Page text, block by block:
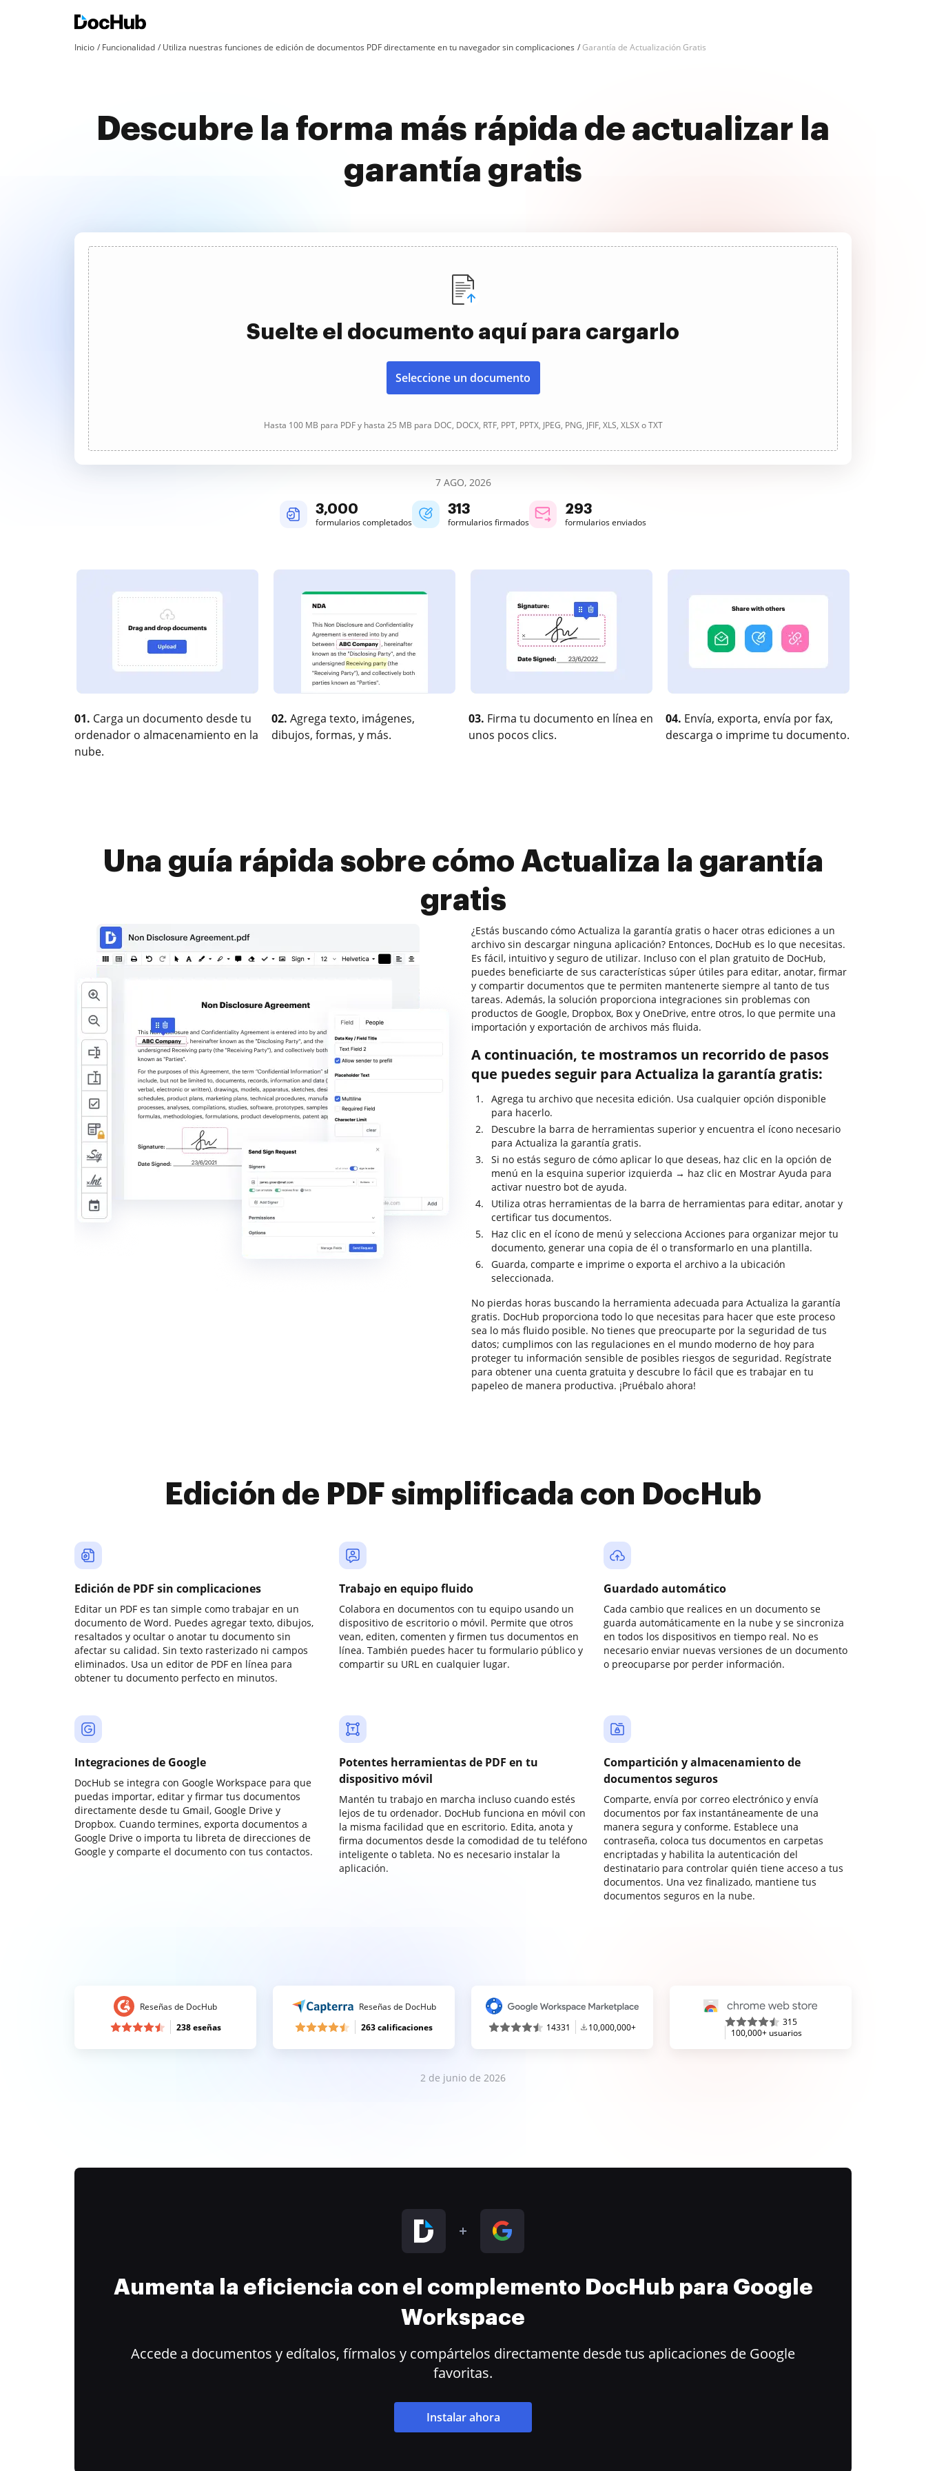
Inicio Funcionalidad Utiliza nuestras funciones de edición de documentos PDF directamente en tu navegador sin complicaciones Garantía de Actualización Gratis
Descubre la forma más rápida de actualizar la
garantía gratis
Suelte el documento aquí para cargarlo
Seleccione un documento
Hasta 100 MB para PDF y hasta 25 MB para DOC, DOCX, RTF, PPT, PPTX, JPEG, PNG, JFIF, XLS, XLSX o TXT
7 AGO, 2026
3,000
formularios completados
313
formularios firmados
293
formularios enviados
01. Carga un documento desde tu
ordenador o almacenamiento en la
nube.
02. Agrega texto, imágenes,
dibujos, formas, y más.
03. Firma tu documento en línea en
unos pocos clics.
04. Envía, exporta, envía por fax,
descarga o imprime tu documento.
Una guía rápida sobre cómo Actualiza la garantía
gratis
¿Estás buscando cómo Actualiza la garantía gratis o hacer otras ediciones a un
archivo sin descargar ninguna aplicación? Entonces, DocHub es lo que necesitas.
Es fácil, intuitivo y seguro de utilizar. Incluso con el plan gratuito de DocHub,
puedes beneficiarte de sus características súper útiles para editar, anotar, firmar
y compartir documentos que te permiten mantenerte siempre al tanto de tus
tareas. Además, la solución proporciona integraciones sin problemas con
productos de Google, Dropbox, Box y OneDrive, entre otros, lo que permite una
importación y exportación de archivos más fluida.
A continuación, te mostramos un recorrido de pasos
que puedes seguir para Actualiza la garantía gratis:
Agrega tu archivo que necesita edición. Usa cualquier opción disponible
para hacerlo.
Descubre la barra de herramientas superior y encuentra el ícono necesario
para Actualiza la garantía gratis.
Si no estás seguro de cómo aplicar lo que deseas, haz clic en la opción de
menú en la esquina superior izquierda → haz clic en Mostrar Ayuda para
activar nuestro bot de ayuda.
Utiliza otras herramientas de la barra de herramientas para editar, anotar y
certificar tus documentos.
Haz clic en el ícono de menú y selecciona Acciones para organizar mejor tu
documento, generar una copia de él o transformarlo en una plantilla.
Guarda, comparte e imprime o exporta el archivo a la ubicación
seleccionada.
No pierdas horas buscando la herramienta adecuada para Actualiza la garantía
gratis. DocHub proporciona todo lo que necesitas para hacer que este proceso
sea lo más fluido posible. No tienes que preocuparte por la seguridad de tus
datos; cumplimos con las regulaciones en el mundo moderno de hoy para
proteger tu información sensible de posibles riesgos de seguridad. Regístrate
para obtener una cuenta gratuita y descubre lo fácil que es trabajar en tu
papeleo de manera productiva. ¡Pruébalo ahora!
Edición de PDF simplificada con DocHub
Edición de PDF sin complicaciones
Editar un PDF es tan simple como trabajar en un
documento de Word. Puedes agregar texto, dibujos,
resaltados y ocultar o anotar tu documento sin
afectar su calidad. Sin texto rasterizado ni campos
eliminados. Usa un editor de PDF en línea para
obtener tu documento perfecto en minutos.
Trabajo en equipo fluido
Colabora en documentos con tu equipo usando un
dispositivo de escritorio o móvil. Permite que otros
vean, editen, comenten y firmen tus documentos en
línea. También puedes hacer tu formulario público y
compartir su URL en cualquier lugar.
Guardado automático
Cada cambio que realices en un documento se
guarda automáticamente en la nube y se sincroniza
en todos los dispositivos en tiempo real. No es
necesario enviar nuevas versiones de un documento
o preocuparse por perder información.
Integraciones de Google
DocHub se integra con Google Workspace para que
puedas importar, editar y firmar tus documentos
directamente desde tu Gmail, Google Drive y
Dropbox. Cuando termines, exporta documentos a
Google Drive o importa tu libreta de direcciones de
Google y comparte el documento con tus contactos.
Potentes herramientas de PDF en tu
dispositivo móvil
Mantén tu trabajo en marcha incluso cuando estés
lejos de tu ordenador. DocHub funciona en móvil con
la misma facilidad que en escritorio. Edita, anota y
firma documentos desde la comodidad de tu teléfono
inteligente o tableta. No es necesario instalar la
aplicación.
Compartición y almacenamiento de
documentos seguros
Comparte, envía por correo electrónico y envía
documentos por fax instantáneamente de una
manera segura y conforme. Establece una
contraseña, coloca tus documentos en carpetas
encriptadas y habilita la autenticación del
destinatario para controlar quién tiene acceso a tus
documentos. Una vez finalizado, mantiene tus
documentos seguros en la nube.
Reseñas de DocHub
238 eseñas
Reseñas de DocHub
263 calificaciones
14331 10,000,000+
315
100,000+ usuarios
2 de junio de 2026
Aumenta la eficiencia con el complemento DocHub para Google
Workspace
Accede a documentos y edítalos, fírmalos y compártelos directamente desde tus aplicaciones de Google
favoritas.
Instalar ahora